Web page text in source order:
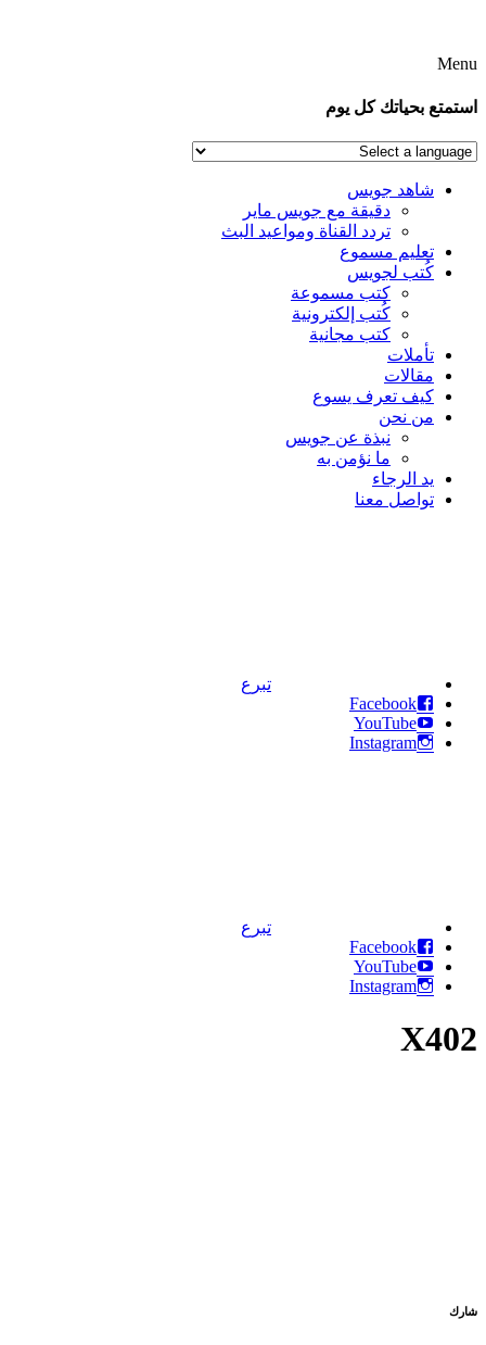
Menu
استمتع بحياتك كل يوم
شاهد جويس
دقيقة مع جويس ماير
تردد القناة ومواعيد البث
تعليم مسموع
كُتب لجويس
كتب مسموعة
كُتب إلكترونية
كتب مجانية
تأملات
مقالات
كيف تعرف يسوع
من نحن
نبذة عن جويس
ما نؤمن به
يد الرجاء
تواصل معنا
تبرع
Facebook
YouTube
Instagram
تبرع
Facebook
YouTube
Instagram
X402
شارك